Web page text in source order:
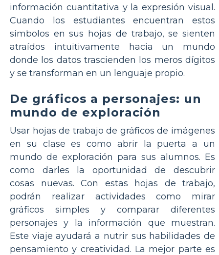
información cuantitativa y la expresión visual.
Cuando los estudiantes encuentran estos
símbolos en sus hojas de trabajo, se sienten
atraídos intuitivamente hacia un mundo
donde los datos trascienden los meros dígitos
y se transforman en un lenguaje propio.
De gráficos a personajes: un
mundo de exploración
Usar hojas de trabajo de gráficos de imágenes
en su clase es como abrir la puerta a un
mundo de exploración para sus alumnos. Es
como darles la oportunidad de descubrir
cosas nuevas. Con estas hojas de trabajo,
podrán realizar actividades como mirar
gráficos simples y comparar diferentes
personajes y la información que muestran.
Este viaje ayudará a nutrir sus habilidades de
pensamiento y creatividad. La mejor parte es